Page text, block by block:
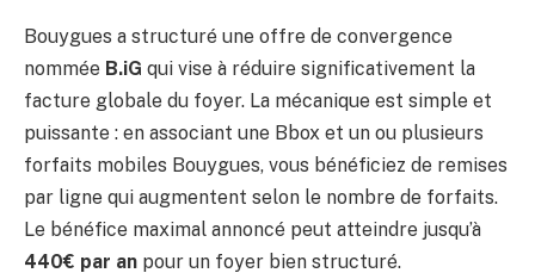
Bouygues a structuré une offre de convergence
nommée B.iG qui vise à réduire significativement la
facture globale du foyer. La mécanique est simple et
puissante : en associant une Bbox et un ou plusieurs
forfaits mobiles Bouygues, vous bénéficiez de remises
par ligne qui augmentent selon le nombre de forfaits.
Le bénéfice maximal annoncé peut atteindre jusqu’à
440€ par an pour un foyer bien structuré.